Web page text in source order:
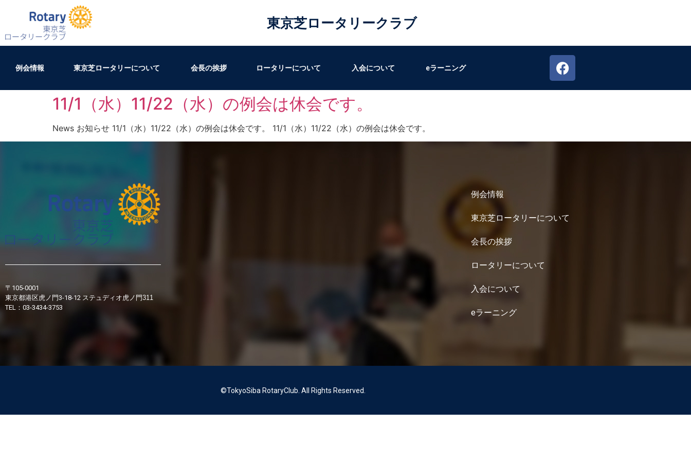
東京芝ロータリークラブ
例会情報 東京芝ロータリーについて 会長の挨拶 ロータリーについて 入会について eラーニング
11/1（水）11/22（水）の例会は休会です。
News お知らせ 11/1（水）11/22（水）の例会は休会です。 11/1（水）11/22（水）の例会は休会です。
〒105-0001
東京都港区虎ノ門3-18-12 ステュディオ虎ノ門311
TEL：03-3434-3753
例会情報
東京芝ロータリーについて
会長の挨拶
ロータリーについて
入会について
eラーニング
©TokyoSiba RotaryClub. All Rights Reserved.